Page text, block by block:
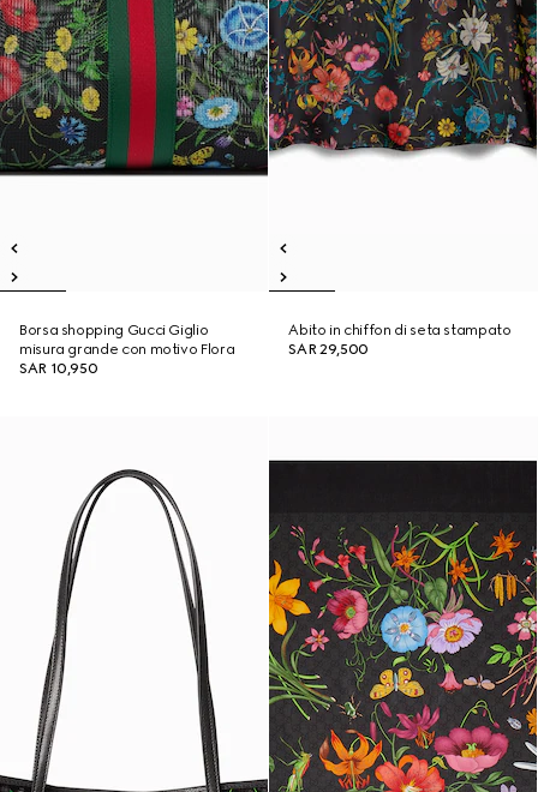
Borsa shopping Gucci Giglio
misura grande con motivo Flora
SAR 10,950
Abito in chiffon di seta stampato
SAR 29,500